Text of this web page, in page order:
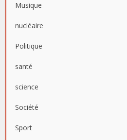
Musique
nucléaire
Politique
santé
science
Société
Sport